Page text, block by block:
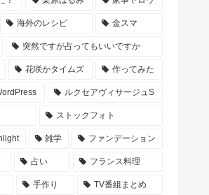
海外のレシピ 金スマ
突然ですが占ってもいいですか
花咲かタイムズ 作ってみた
ルクセアヴィサージュS
ストックフォト
雑学 ファンデーション
占い フランス料理
手作り TV番組まとめ